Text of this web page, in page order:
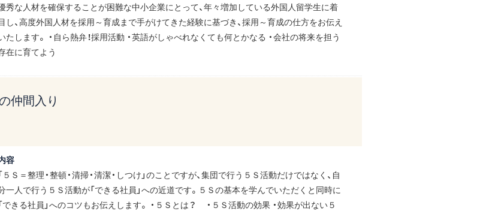
秀な人材を確保することが困難な中小企業にとって、年々増加している外国人留学生に着
し、高度外国人材を採用～育成まで手がけてきた経験に基づき、採用～育成の仕方をお伝え
たします。 ・自ら熱弁！採用活動 ・英語がしゃべれなくても何とかなる ・会社の将来を担う
在に育てよう
仲間入り
容
５Ｓ＝整理・整頓・清掃・清潔・しつけ」のことですが、集団で行う５Ｓ活動だけではなく、自
一人で行う５Ｓ活動が「できる社員」への近道です。５Ｓの基本を学んでいただくと同時に
できる社員」へのコツもお伝えします。 ・５Ｓとは？ ・５Ｓ活動の効果 ・効果が出ない５